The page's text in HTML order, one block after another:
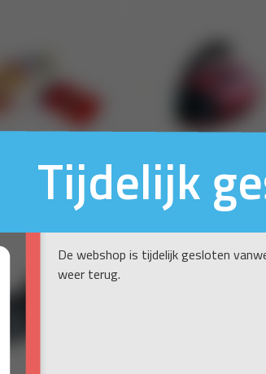
Tijdelijk
De webshop is tijdelijk gesloten
weer terug.